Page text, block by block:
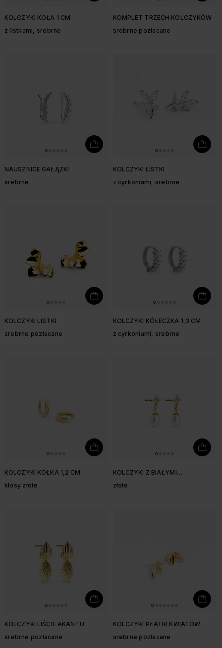
KOLCZYKI KOŁA 1 CM
z listkami, srebrne
KOMPLET TRZECH KOLCZYKÓW
srebrne pozłacane
NAUSZNICE GAŁĄZKI
srebrne
KOLCZYKI LISTKI
z cyrkoniami, srebrne
KOLCZYKI LISTKI
srebrne pozłacane
KOLCZYKI KÓŁECZKA 1,3 CM
z cyrkoniami, srebrne
KOLCZYKI KÓŁKA 1,2 CM
kłosy złote
KOLCZYKI Z BIAŁYMI
złote
KOLCZYKI LIŚCIE AKANTU
srebrne pozłacane
KOLCZYKI PŁATKI KWIATÓW
srebrne pozłacane